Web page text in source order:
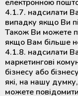
електронною
4.1.7. надсилати
випадку якщо Ви
Також Ви можете
якщо Вам більше
4.1.8. надсилати
маркетингові
бізнесу або
які, на нашу
можете